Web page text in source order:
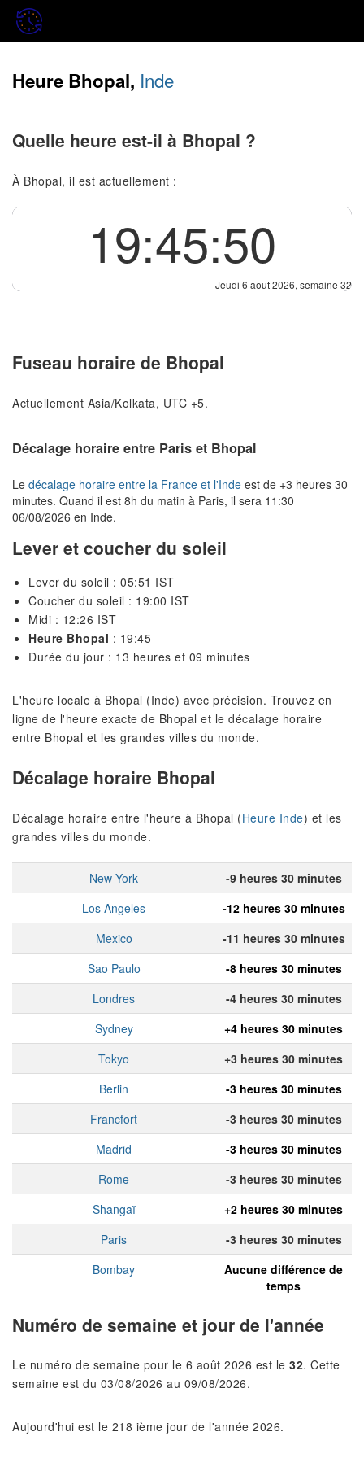
Heure Bhopal, Inde
Quelle heure est-il à Bhopal ?
À Bhopal, il est actuellement :
19:45:50
Jeudi 6 août 2026, semaine 32
Fuseau horaire de Bhopal
Actuellement Asia/Kolkata, UTC +5.
Décalage horaire entre Paris et Bhopal
Le décalage horaire entre la France et l'Inde est de +3 heures 30
minutes. Quand il est 8h du matin à Paris, il sera 11:30
06/08/2026 en Inde.
Lever et coucher du soleil
Lever du soleil : 05:51 IST
Coucher du soleil : 19:00 IST
Midi : 12:26 IST
Heure Bhopal : 19:45
Durée du jour : 13 heures et 09 minutes
L'heure locale à Bhopal (Inde) avec précision. Trouvez en
ligne de l'heure exacte de Bhopal et le décalage horaire
entre Bhopal et les grandes villes du monde.
Décalage horaire Bhopal
Décalage horaire entre l'heure à Bhopal (Heure Inde) et les
grandes villes du monde.
New York
-9 heures 30 minutes
Los Angeles
-12 heures 30 minutes
Mexico
-11 heures 30 minutes
Sao Paulo
-8 heures 30 minutes
Londres
-4 heures 30 minutes
Sydney
+4 heures 30 minutes
Tokyo
+3 heures 30 minutes
Berlin
-3 heures 30 minutes
Francfort
-3 heures 30 minutes
Madrid
-3 heures 30 minutes
Rome
-3 heures 30 minutes
Shangaï
+2 heures 30 minutes
Paris
-3 heures 30 minutes
Bombay
Aucune différence de
temps
Numéro de semaine et jour de l'année
Le numéro de semaine pour le 6 août 2026 est le 32. Cette
semaine est du 03/08/2026 au 09/08/2026.
Aujourd'hui est le 218 ième jour de l'année 2026.